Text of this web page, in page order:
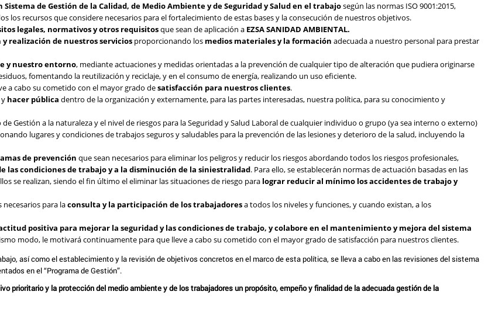
de Gestión de la Calidad, de Medio Ambiente y de Seguridad y Salud en el trabajosegún las normas ISO 9001:2015,
los recursos que considere necesarios para el fortalecimiento de estas bases y la consecución de nuestros objetivos.
legales, normativosyotros requisitosque sean de aplicación a EZSA SANIDAD AMBIENTAL.
realización de nuestros servicios proporcionando los medios materiales y la formación adecuada a nuestro personal para prestar
y nuestro entorno, mediante actuaciones y medidas orientadas a la prevención de cualquier tipo de alteración que pudiera originarse
fomentando la reutilización y reciclaje, y en el consumo de energía, realizando un uso eficiente.
a cabo su cometido con el mayor grado desatisfacción para nuestros clientes.
hacer pública dentro de la organización y externamente, para las partes interesadas, nuestra política, para su conocimiento y
Gestión a la naturaleza y el nivel de riesgos para la Seguridad y Salud Laboral de cualquier individuo o grupo (ya sea interno o externo)
lugares y condiciones de trabajos seguros y saludables para la prevención de las lesiones y deterioro de la salud, incluyendo la
de prevención que sean necesarios para eliminar los peligros y reducir los riesgos abordando todos los riesgos profesionales,
las condiciones de trabajo y a la disminución de la siniestralidad. Para ello, se establecerán normas de actuación basadas en las
se realizan, siendo el fin último el eliminar las situaciones de riesgo para lograr reducir al mínimo los accidentes de trabajo y
para laconsulta y la participación de los trabajadoresa todos los niveles y funciones, y cuando existan, a los
positiva para mejorar la seguridad y las condiciones de trabajo, y colabore en el mantenimiento y mejora del sistema
modo, le motivará continuamente para que lleve a cabo su cometido con el mayor grado de satisfacción para nuestros clientes.
así como el establecimiento y la revisión de objetivos concretos en el marco de esta política, se lleva a cabo en las revisiones del sistema
en el “Programa de Gestión”.
prioritario y la protección del medio ambiente y de los trabajadores un propósito, empeño y finalidad de la adecuada gestión de la